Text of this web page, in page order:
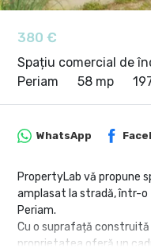
380 €
Spațiu comercial de
Periam
58 mp
WhatsApp
PropertyLab vă propune
amplasat la stradă, într-
Periam.
Cu o suprafață
proprietatea oferă un